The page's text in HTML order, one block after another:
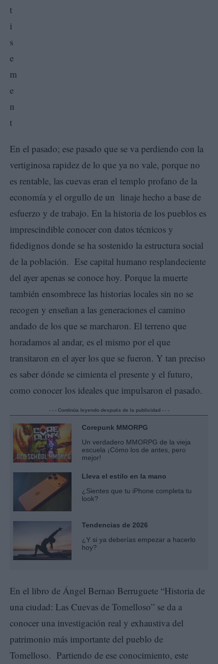
En el pasado; ese pasado que se va perdiendo con la
vertiginosa rapidez de lo que ya no vale, porque no
es rentable, las cuevas eran el templo profano de la
economía y el orgullo de un linaje hecho a base de
esfuerzo y de trabajo. En la historia de los pueblos es
imprescindible conocer con datos técnicos y
fidedignos donde se ha sostenido la estructura social
de la población. Ese capital humano resplandeciente
del ayer apenas se conoce hoy. Porque la muerte
también ensombrece las historias locales sin no se
recogen y enseñan a las generaciones el camino
andado de los que se marcharon. El terreno que
horadamos al andar, es el mismo por el que
transitaron en el ayer los que se fueron. Y tan preciso
es saber dónde se cimienta el presente y el futuro,
como conocer los ideales que impulsaron el pasado.
- - - Continúa leyendo después de la publicidad - - -
Corepunk MMORPG
Un verdadero MMORPG de la vieja
escuela ¡Cómo los de antes, pero
mejor!
Lleva el estilo en la mano
¿Sientes que tu iPhone completa tu
look?
Tendencias de 2026
¿Y si ya deberías empezar a hacerlo
hoy?
En el libro de Ángel Bernao Berruguete “Historia de
una ciudad: Las Cuevas de Tomelloso” se da a
conocer una investigación real y exhaustiva del
patrimonio más importante del pueblo de
Tomelloso. Partiendo de ese conocimiento, este